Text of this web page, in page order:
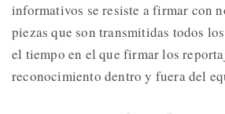
informativos se resiste a firmar con
piezas que son transmitidas todos
el tiempo en el que firmar los
reconocimiento dentro y fuera del